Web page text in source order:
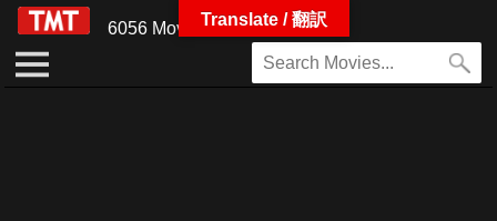
6056 MoviesTranslate / 翻訳